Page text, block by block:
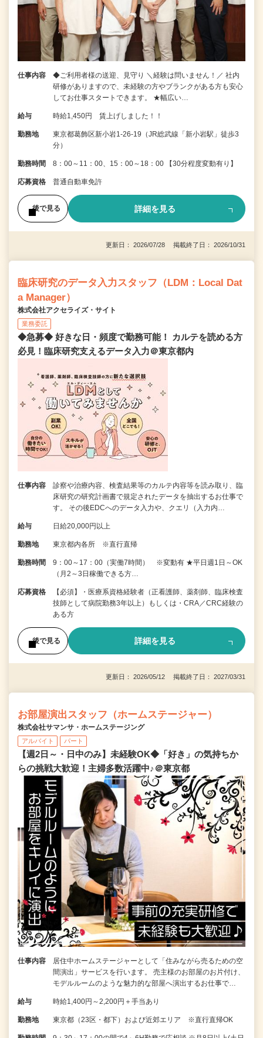
仕事内容
◆ご利用者様の送迎、見守り ＼経験は問いません！／ 社内
研修がありますので、未経験の方やブランクがある方も安心
してお仕事スタートできます。 ★幅広い…
給与 時給1,450円 賃上げしました！！
勤務地
東京都葛飾区新小岩1-26-19（JR総武線「新小岩駅」徒歩3
分）
勤務時間 8：00～11：00、15：00～18：00 【30分程度変動有り】
応募資格 普通自動車免許
後で見る 詳細を見る
更新日： 2026/07/28 掲載終了日： 2026/10/31
臨床研究のデータ入力スタッフ（LDM：Local Dat
a Manager）
株式会社アクセライズ・サイト
業務委託
◆急募◆ 好きな日・頻度で勤務可能！ カルテを読める方
必見！臨床研究支えるデータ入力＠東京都内
仕事内容
診察や治療内容、検査結果等のカルテ内容等を読み取り、臨
床研究の研究計画書で規定されたデータを抽出するお仕事で
す。 その後EDCへのデータ入力や、クエリ（入力内…
給与 日給20,000円以上
勤務地 東京都内各所 ※直行直帰
勤務時間
9：00～17：00（実働7時間） ※変動有 ★平日週1日～OK
（月2～3日稼働できる方…
応募資格
【必須】・医療系資格経験者（正看護師、薬剤師、臨床検査
技師として病院勤務3年以上）もしくは・CRA／CRC経験の
ある方
後で見る 詳細を見る
更新日： 2026/05/12 掲載終了日： 2027/03/31
お部屋演出スタッフ（ホームステージャー）
株式会社サマンサ・ホームステージング
アルバイト パート
【週2日～・日中のみ】未経験OK◆「好き」の気持ちか
らの挑戦大歓迎！主婦多数活躍中♪＠東京都
仕事内容
居住中ホームステージャーとして「住みながら売るための空
間演出」サービスを行います。 売主様のお部屋のお片付け、
モデルルームのような魅力的な部屋へ演出するお仕事で…
給与 時給1,400円～2,200円＋手当あり
勤務地 東京都（23区・都下）および近郊エリア ※直行直帰OK